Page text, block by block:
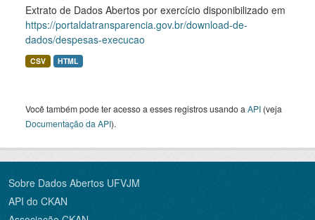
Extrato de Dados Abertos por exercício disponibilizado em
https://portaldatransparencia.gov.br/download-de-
dados/despesas-execucao
CSV HTML
Você também pode ter acesso a esses registros usando a API (veja
Documentação da API).
Sobre Dados Abertos UFVJM
API do CKAN